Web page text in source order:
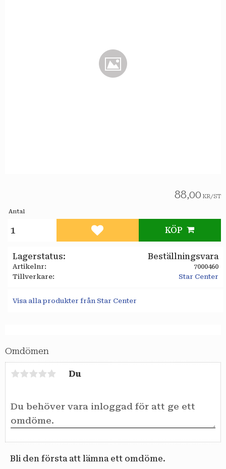
88,00 KR/ST
Antal
KÖP
Lägg till i favoriter
Lagerstatus Beställningsvara
Artikelnr
7000460
Tillverkare
Star Center
Visa alla produkter från Star Center
Omdömen
Du
Bli den första att lämna ett omdöme.